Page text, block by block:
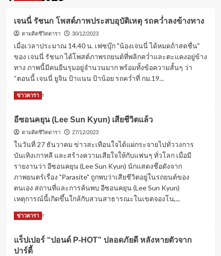
เจนนี่ รัชนก โพสต์ภาพประสบอุบัติเหตุ รถคว่ำลงข้างทาง
ตามติดชีวิตดารา 30/12/2023
เมื่อเวลาประมาณ 14.40 น. เฟซบุ๊ก "น้องเจนนี่ ได้หมดถ้าสดชื่น"
ของ เจนนี่ รัชนก ได้โพสต์ภาพรถยนต์ที่พลิกคว่ำและตะแคงอยู่ข้าง
ทาง ภาพนี้มีคนยืนรุมอยู่จำนวนมาก พร้อมทั้งข้อความสั้นๆ ว่า
“ตอนนี้ เจนนี่ ยูจิน ป้าแนน ป้าน้อย รถคว่ำที่ กม.19...
Read MoreRead
เจน
นี่
รัช
นก
โพสต์
ภาพ
ประสบ
อุบัติเหตุ
รถ
ลง
ทาง
ข่าวดารา
อีซอนคยุน (Lee Sun Kyun) เสียชีวิตแล้ว
ตามติดชีวิตดารา 27/12/2023
ในวันที่ 27 ธันวาคม ข่าวสะเทือนใจได้แผ่กระจายไปทั่ววงการ
บันเทิงเกาหลี และสร้างความเสียใจให้กับแฟนๆ ทั่วโลก เมื่อมี
รายงานว่า อีซอนคยุน (Lee Sun Kyun) นักแสดงชื่อดังจาก
ภาพยนตร์เรื่อง "Parasite" ถูกพบว่าเสียชีวิตอยู่ในรถยนต์ของ
ตนเอง สถานที่และการค้นพบ อีซอนคยุน (Lee Sun Kyun)
เหตุการณ์นี้เกิดขึ้นใกล้กับสวนสาธารณะในเขตจองโน,...
Read MoreRead
อี
ข่าวดารา
แร็ปเปอร์ “ปอนด์ P-HOT” ปลอดภัยดี หลังหายตัวจาก
ปาร์ตี้